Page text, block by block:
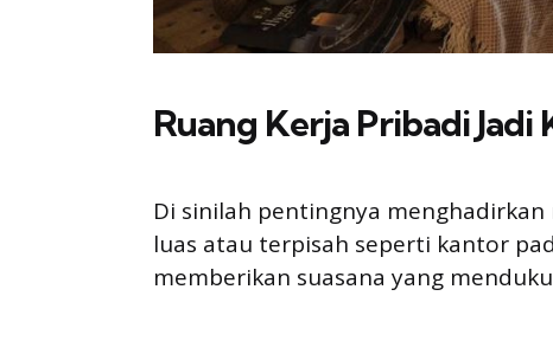
Ruang Kerja Pribadi
Di sinilah pentingnya
luas atau terpisah seperti kantor
memberikan suasana yang